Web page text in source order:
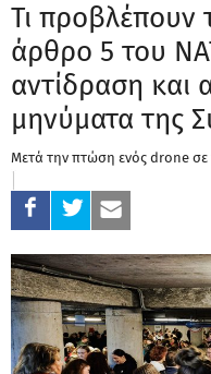
Τι προβλέπουν
άρθρο 5 του
αντίδραση και
μηνύματα της
Μετά την πτώση ενός drone σε